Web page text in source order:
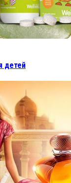
детей